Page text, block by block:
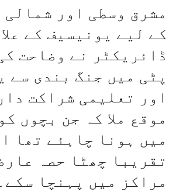
مشرق وسطی اور شمالی
کے لیے یونیسیف کے
ڈائریکٹر نے وضاحت
پٹی میں جنگ بندی سے
اور تعلیمی شراکت
موقع ملا کہ جن بچوں
میں ہونا چاہئے تھا
تقریبا چھٹا حصہ
مراکز میں پہنچا